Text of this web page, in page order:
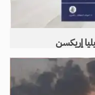
إريكسن